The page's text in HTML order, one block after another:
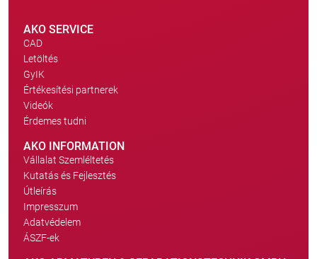
AKO SERVICE
CAD
Letöltés
GyIK
Értékesítési partnerek
Videók
Érdemes tudni
AKO INFORMATION
Vállalat Szemléltetés
Kutatás és Fejlesztés
Útleírás
Impresszum
Adatvédelem
ÁSZF-ek